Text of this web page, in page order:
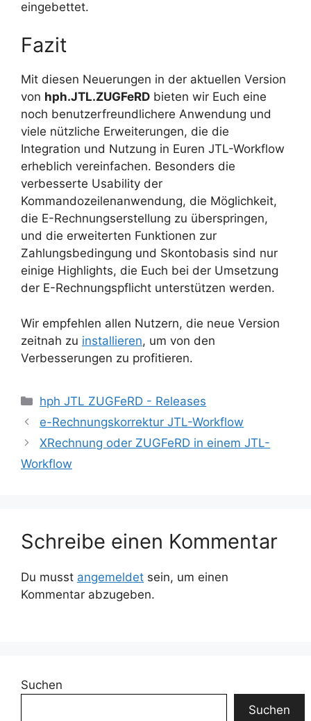
eingebettet.
Fazit
Mit diesen Neuerungen in der aktuellen Version
von hph.JTL.ZUGFeRD bieten wir Euch eine
noch benutzerfreundlichere Anwendung und
viele nützliche Erweiterungen, die die
Integration und Nutzung in Euren JTL-Workflow
erheblich vereinfachen. Besonders die
verbesserte Usability der
Kommandozeilenanwendung, die Möglichkeit,
die E-Rechnungserstellung zu überspringen,
und die erweiterten Funktionen zur
Zahlungsbedingung und Skontobasis sind nur
einige Highlights, die Euch bei der Umsetzung
der E-Rechnungspflicht unterstützen werden.
Wir empfehlen allen Nutzern, die neue Version
zeitnah zu installieren, um von den
Verbesserungen zu profitieren.
Kategorien
hph JTL ZUGFeRD - Releases
e-Rechnungskorrektur JTL-Workflow
XRechnung oder ZUGFeRD in einem JTL-
Workflow
Schreibe einen Kommentar
Du musst angemeldet sein, um einen
Kommentar abzugeben.
Suchen
Suchen